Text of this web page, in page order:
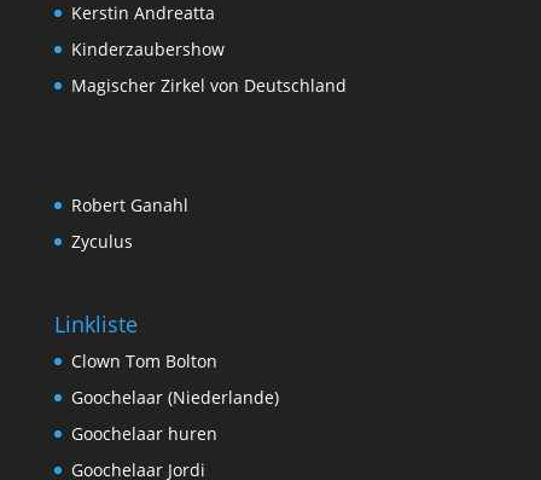
Kerstin Andreatta
Kinderzaubershow
Magischer Zirkel von Deutschland
Robert Ganahl
Zyculus
Linkliste
Clown Tom Bolton
Goochelaar (Niederlande)
Goochelaar huren
Goochelaar Jordi